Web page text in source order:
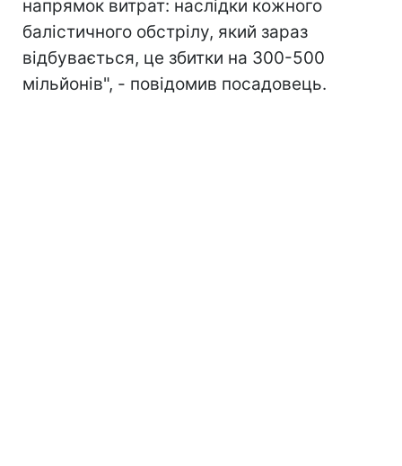
напрямок витрат: наслідки кожного
балістичного обстрілу, який зараз
відбувається, це збитки на 300-500
мільйонів", - повідомив посадовець.